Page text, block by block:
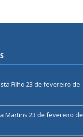
Filho 23 de fevereiro de
Martins 23 de fevereiro de